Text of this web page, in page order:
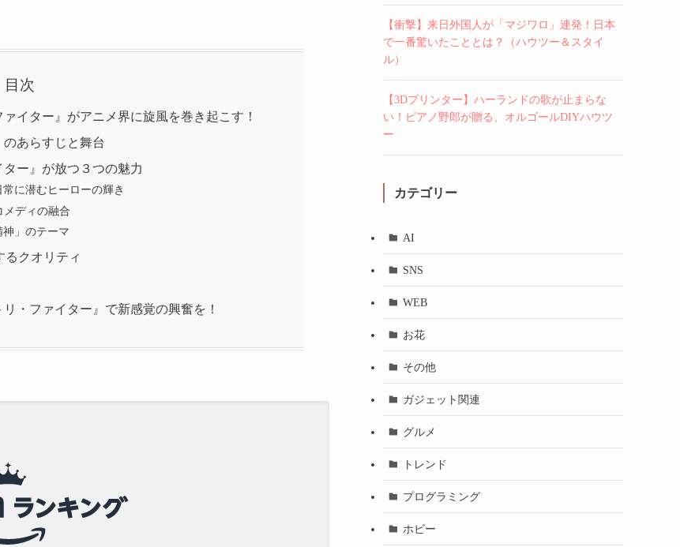
目次
イター』がアニメ界に旋風を巻き起こす！
あらすじと舞台
ー』が放つ３つの魅力
に潜むヒーローの輝き
メディの融合
」のテーマ
るクオリティ
・ファイター』で新感覚の興奮を！
【衝撃】来日外国人が「マジワロ」連発！日本
で一番驚いたこととは？（ハウツー＆スタイ
ル）
【3Dプリンター】ハーランドの歌が止まらな
い！ピアノ野郎が贈る、オルゴールDIYハウツ
ー
カテゴリー
AI
SNS
WEB
お花
その他
ガジェット関連
グルメ
トレンド
プログラミング
ホビー